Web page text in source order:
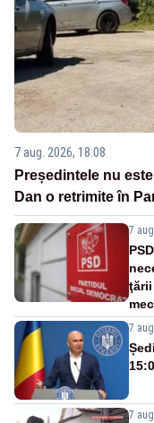
7 aug. 2026, 18:08
Președintele nu
Dan o retrimite în
7
ţării
7
7